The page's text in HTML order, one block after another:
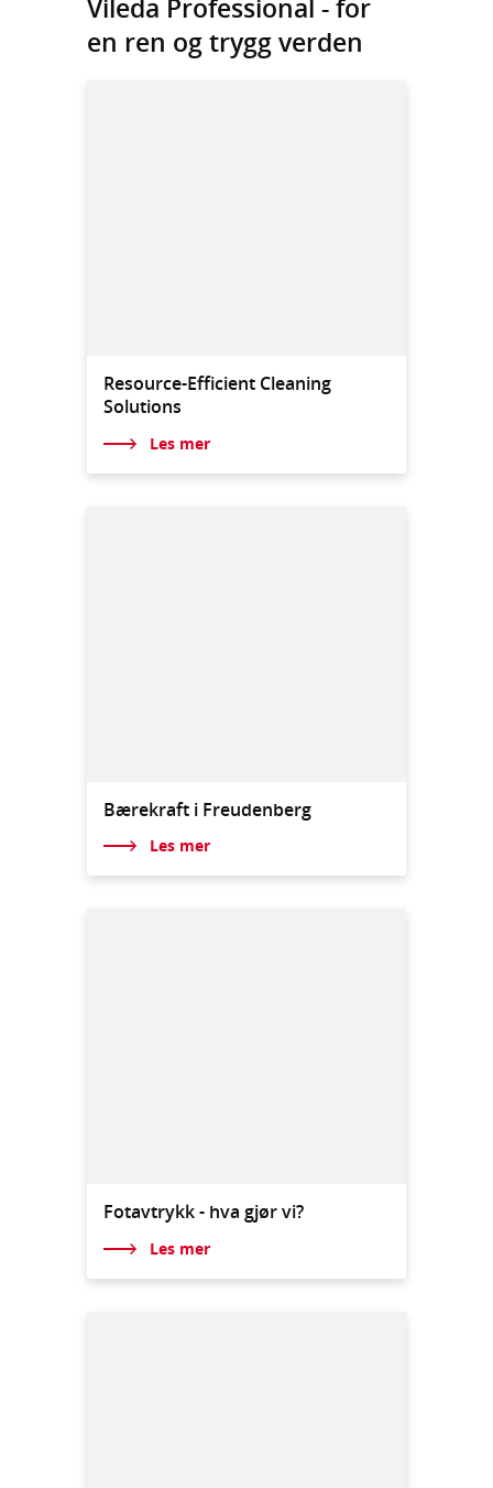
Vileda Professional - for
en ren og trygg verden
Resource-Efficient Cleaning
Solutions
Les mer
Bærekraft i Freudenberg
Les mer
Fotavtrykk - hva gjør vi?
Les mer